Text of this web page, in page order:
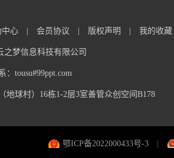
中心 会员协议 版权声明 我的收藏
之梦信息科技有限公司
tousu#99ppt.com
地球村）16栋1-2层3室善管众创空间B178
鄂ICP备2022000433号-3